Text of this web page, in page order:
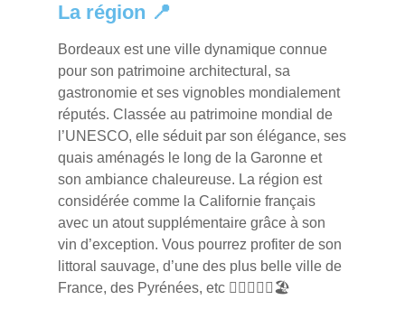
La région 📍
Bordeaux est une ville dynamique connue
pour son patrimoine architectural, sa
gastronomie et ses vignobles mondialement
réputés. Classée au patrimoine mondial de
l’UNESCO, elle séduit par son élégance, ses
quais aménagés le long de la Garonne et
son ambiance chaleureuse. La région est
considérée comme la Californie français
avec un atout supplémentaire grâce à son
vin d’exception. Vous pourrez profiter de son
littoral sauvage, d’une des plus belle ville de
France, des Pyrénées, etc 🏄🏻‍♀️⛷️🍷🏖️